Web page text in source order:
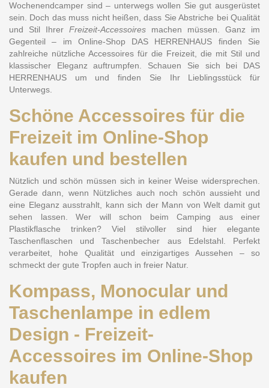
Wochenendcamper sind – unterwegs wollen Sie gut ausgerüstet
sein. Doch das muss nicht heißen, dass Sie Abstriche bei Qualität
und Stil Ihrer Freizeit-Accessoires machen müssen. Ganz im
Gegenteil – im Online-Shop DAS HERRENHAUS finden Sie
zahlreiche nützliche Accessoires für die Freizeit, die mit Stil und
klassischer Eleganz auftrumpfen. Schauen Sie sich bei DAS
HERRENHAUS um und finden Sie Ihr Lieblingsstück für
Unterwegs.
Schöne Accessoires für die
Freizeit im Online-Shop
kaufen und bestellen
Nützlich und schön müssen sich in keiner Weise widersprechen.
Gerade dann, wenn Nützliches auch noch schön aussieht und
eine Eleganz ausstrahlt, kann sich der Mann von Welt damit gut
sehen lassen. Wer will schon beim Camping aus einer
Plastikflasche trinken? Viel stilvoller sind hier elegante
Taschenflaschen und Taschenbecher aus Edelstahl. Perfekt
verarbeitet, hohe Qualität und einzigartiges Aussehen – so
schmeckt der gute Tropfen auch in freier Natur.
Kompass, Monocular und
Taschenlampe in edlem
Design - Freizeit-
Accessoires im Online-Shop
kaufen